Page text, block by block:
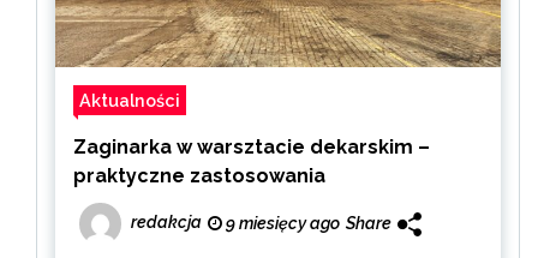
Aktualności
Zaginarka w warsztacie dekarskim –
praktyczne zastosowania
redakcja 9 miesięcy ago Share